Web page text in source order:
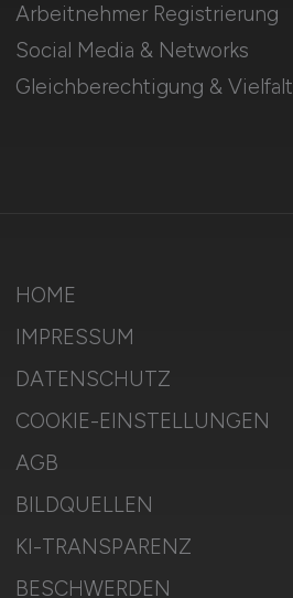
Arbeitnehmer Registrierung
Social Media & Networks
Gleichberechtigung & Vielfalt
HOME
IMPRESSUM
DATENSCHUTZ
COOKIE-EINSTELLUNGEN
AGB
BILDQUELLEN
KI-TRANSPARENZ
BESCHWERDEN